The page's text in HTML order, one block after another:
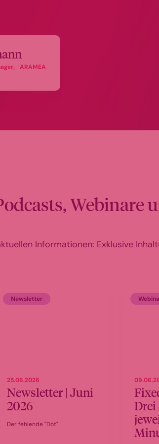
ARAMEA
Webinare
Informationen: Exklusive
Newsletter
25.06.2026
Newsletter | Juni
2026
Der fehlende "Dot"
Drei